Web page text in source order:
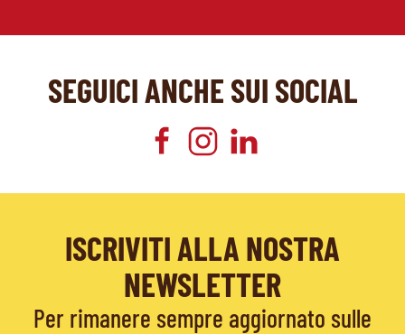
SEGUICI ANCHE SUI SOCIAL
ISCRIVITI ALLA NOSTRA
NEWSLETTER
Per rimanere sempre aggiornato sulle